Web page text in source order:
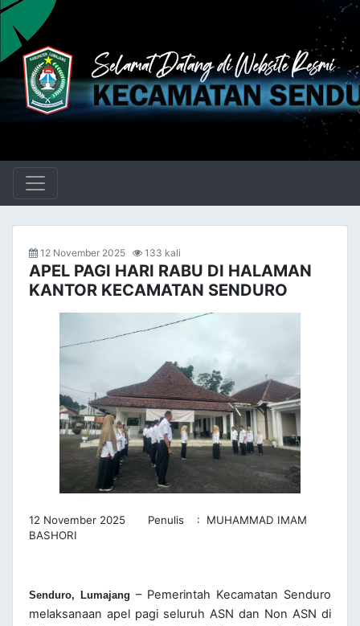
12 November 2025 133 kali
APEL PAGI HARI RABU DI HALAMAN
KANTOR KECAMATAN SENDURO
12 November 2025 Penulis : MUHAMMAD IMAM
BASHORI
Senduro, Lumajang – Pemerintah Kecamatan Senduro
melaksanaan apel pagi seluruh ASN dan Non ASN di